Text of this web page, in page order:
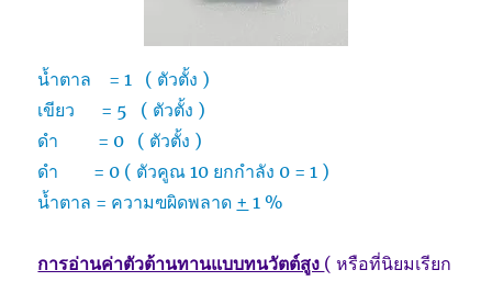
น้ำตาล = 1 ( ตัวตั้ง )
เขียว = 5 ( ตัวตั้ง )
ดำ = 0 ( ตัวตั้ง )
ดำ
= 0 ( ตัวคูณ 10 ยกกำลัง 0 = 1 )
น้ำตาล = ความฃผิดพลาด + 1 %
การอ่านค่าตัวต้านทานแบบทนวัตต์สูง ( หรือที่นิยมเรียก